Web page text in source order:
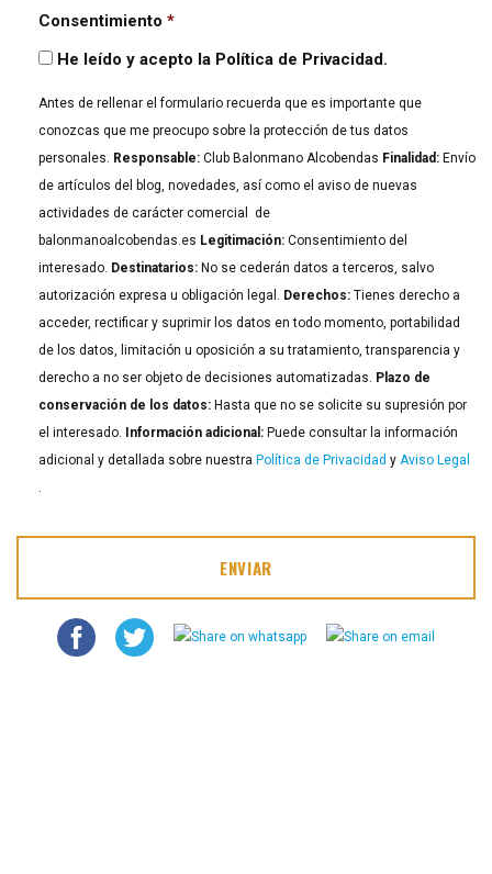
Consentimiento *
He leído y acepto la Política de Privacidad.
Antes de rellenar el formulario recuerda que es importante que
conozcas que me preocupo sobre la protección de tus datos
personales. Responsable: Club Balonmano Alcobendas Finalidad: Envío
de artículos del blog, novedades, así como el aviso de nuevas
actividades de carácter comercial de
balonmanoalcobendas.es Legitimación: Consentimiento del
interesado. Destinatarios: No se cederán datos a terceros, salvo
autorización expresa u obligación legal. Derechos: Tienes derecho a
acceder, rectificar y suprimir los datos en todo momento, portabilidad
de los datos, limitación u oposición a su tratamiento, transparencia y
derecho a no ser objeto de decisiones automatizadas. Plazo de
conservación de los datos: Hasta que no se solicite su supresión por
el interesado.
Información adicional: Puede consultar la información
adicional y detallada sobre nuestra Política de Privacidad y Aviso Legal
.